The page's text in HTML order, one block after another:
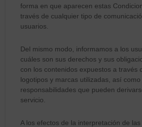
forma en que aparecen estas
través de cualquier tipo de
usuarios.
Del mismo modo, informamos a los
cuáles son sus derechos y sus
con los contenidos expuestos a través
logotipos y marcas utilizadas, así como
responsabilidades que pueden
servicio.
A los efectos de la interpretación de